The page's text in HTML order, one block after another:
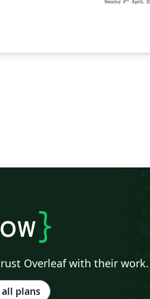
}
Overleaf with their work.
plans